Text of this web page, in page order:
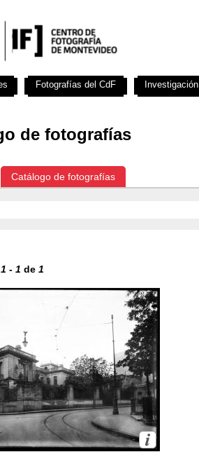
de fotografías
Catálogo de fotografías
1 - 1 de 1
Fotografías del CdF Investigación